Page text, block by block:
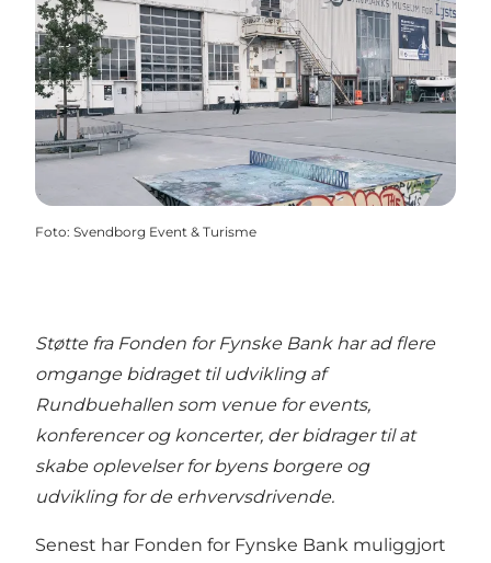
Foto: Svendborg Event & Turisme
Støtte fra Fonden for Fynske Bank har ad flere
omgange bidraget til udvikling af
Rundbuehallen som venue for events,
konferencer og koncerter, der bidrager til at
skabe oplevelser for byens borgere og
udvikling for de erhvervsdrivende.
Senest har Fonden for Fynske Bank muliggjort